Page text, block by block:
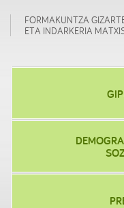
FORMAKUNTZA
ETA INDARKERIA